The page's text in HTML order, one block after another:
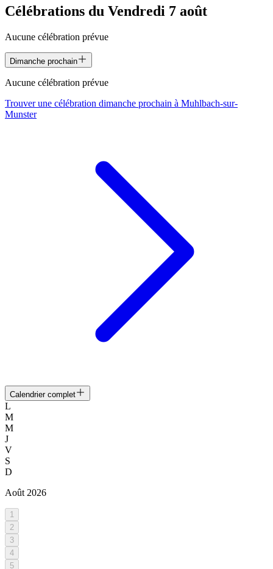
Célébrations du Vendredi 7 août
Aucune célébration prévue
Dimanche prochain
Aucune célébration prévue
Trouver une célébration dimanche prochain à Muhlbach-sur-
Munster
Calendrier complet
L
M
M
J
V
S
D
Août 2026
1
2
3
4
5